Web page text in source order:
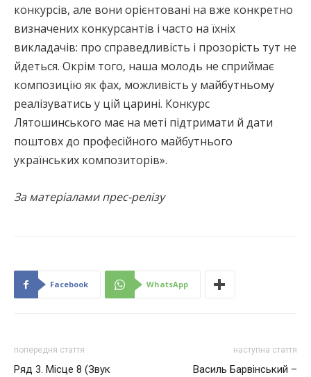
конкурсів, але вони орієнтовані на вже конкретно
визначених конкурсантів і часто на їхніх
викладачів: про справедливість і прозорість тут не
йдеться. Окрім того, наша молодь не сприймає
композицію як фах, можливість у майбутньому
реалізуватись у цій царині. Конкурс
Лятошинського має на меті підтримати й дати
поштовх до професійного майбутнього
українських композиторів».
За матеріалами прес-релізу
Facebook WhatsApp
попередня стаття
Ряд 3. Місце 8 (Звук
наступна стаття
Василь Барвінський –